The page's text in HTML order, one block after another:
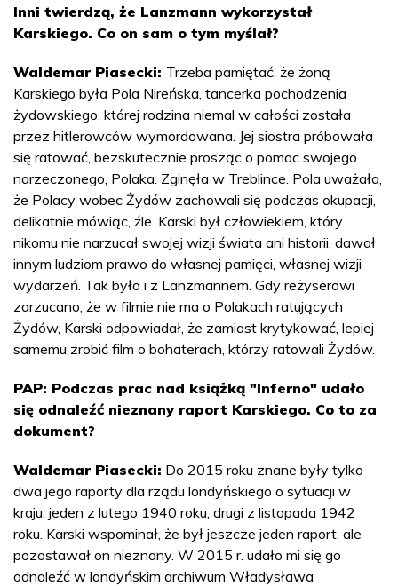
Inni twierdzą, że Lanzmann wykorzystał
Karskiego. Co on sam o tym myślał?
Waldemar Piasecki: Trzeba pamiętać, że żoną
Karskiego była Pola Nireńska, tancerka pochodzenia
żydowskiego, której rodzina niemal w całości została
przez hitlerowców wymordowana. Jej siostra próbowała
się ratować, bezskutecznie prosząc o pomoc swojego
narzeczonego, Polaka. Zginęła w Treblince. Pola uważała,
że Polacy wobec Żydów zachowali się podczas okupacji,
delikatnie mówiąc, źle. Karski był człowiekiem, który
nikomu nie narzucał swojej wizji świata ani historii, dawał
innym ludziom prawo do własnej pamięci, własnej wizji
wydarzeń. Tak było i z Lanzmannem. Gdy reżyserowi
zarzucano, że w filmie nie ma o Polakach ratujących
Żydów, Karski odpowiadał, że zamiast krytykować, lepiej
samemu zrobić film o bohaterach, którzy ratowali Żydów.
PAP: Podczas prac nad książką "Inferno" udało
się odnaleźć nieznany raport Karskiego. Co to za
dokument?
Waldemar Piasecki: Do 2015 roku znane były tylko
dwa jego raporty dla rządu londyńskiego o sytuacji w
kraju, jeden z lutego 1940 roku, drugi z listopada 1942
roku. Karski wspominał, że był jeszcze jeden raport, ale
pozostawał on nieznany. W 2015 r. udało mi się go
odnaleźć w londyńskim archiwum Władysława